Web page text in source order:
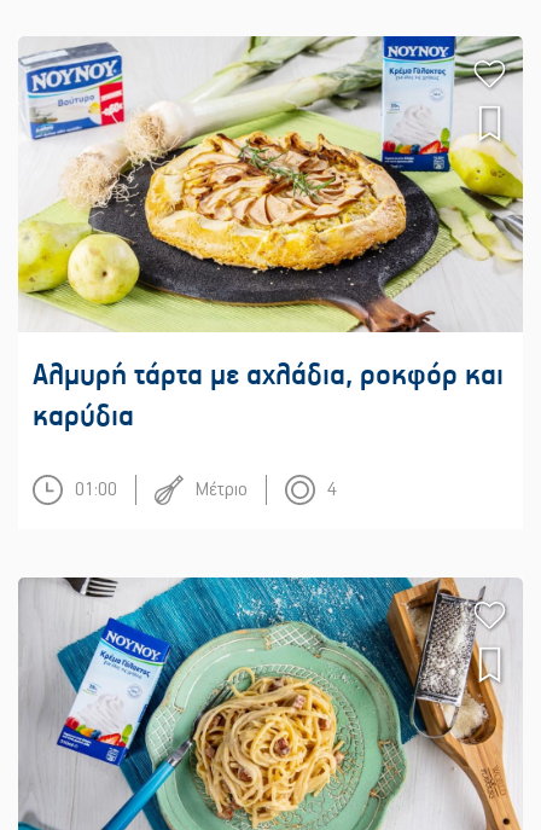
Αλμυρή τάρτα με αχλάδια, ροκφόρ και
καρύδια
01:00 Μέτριο 4